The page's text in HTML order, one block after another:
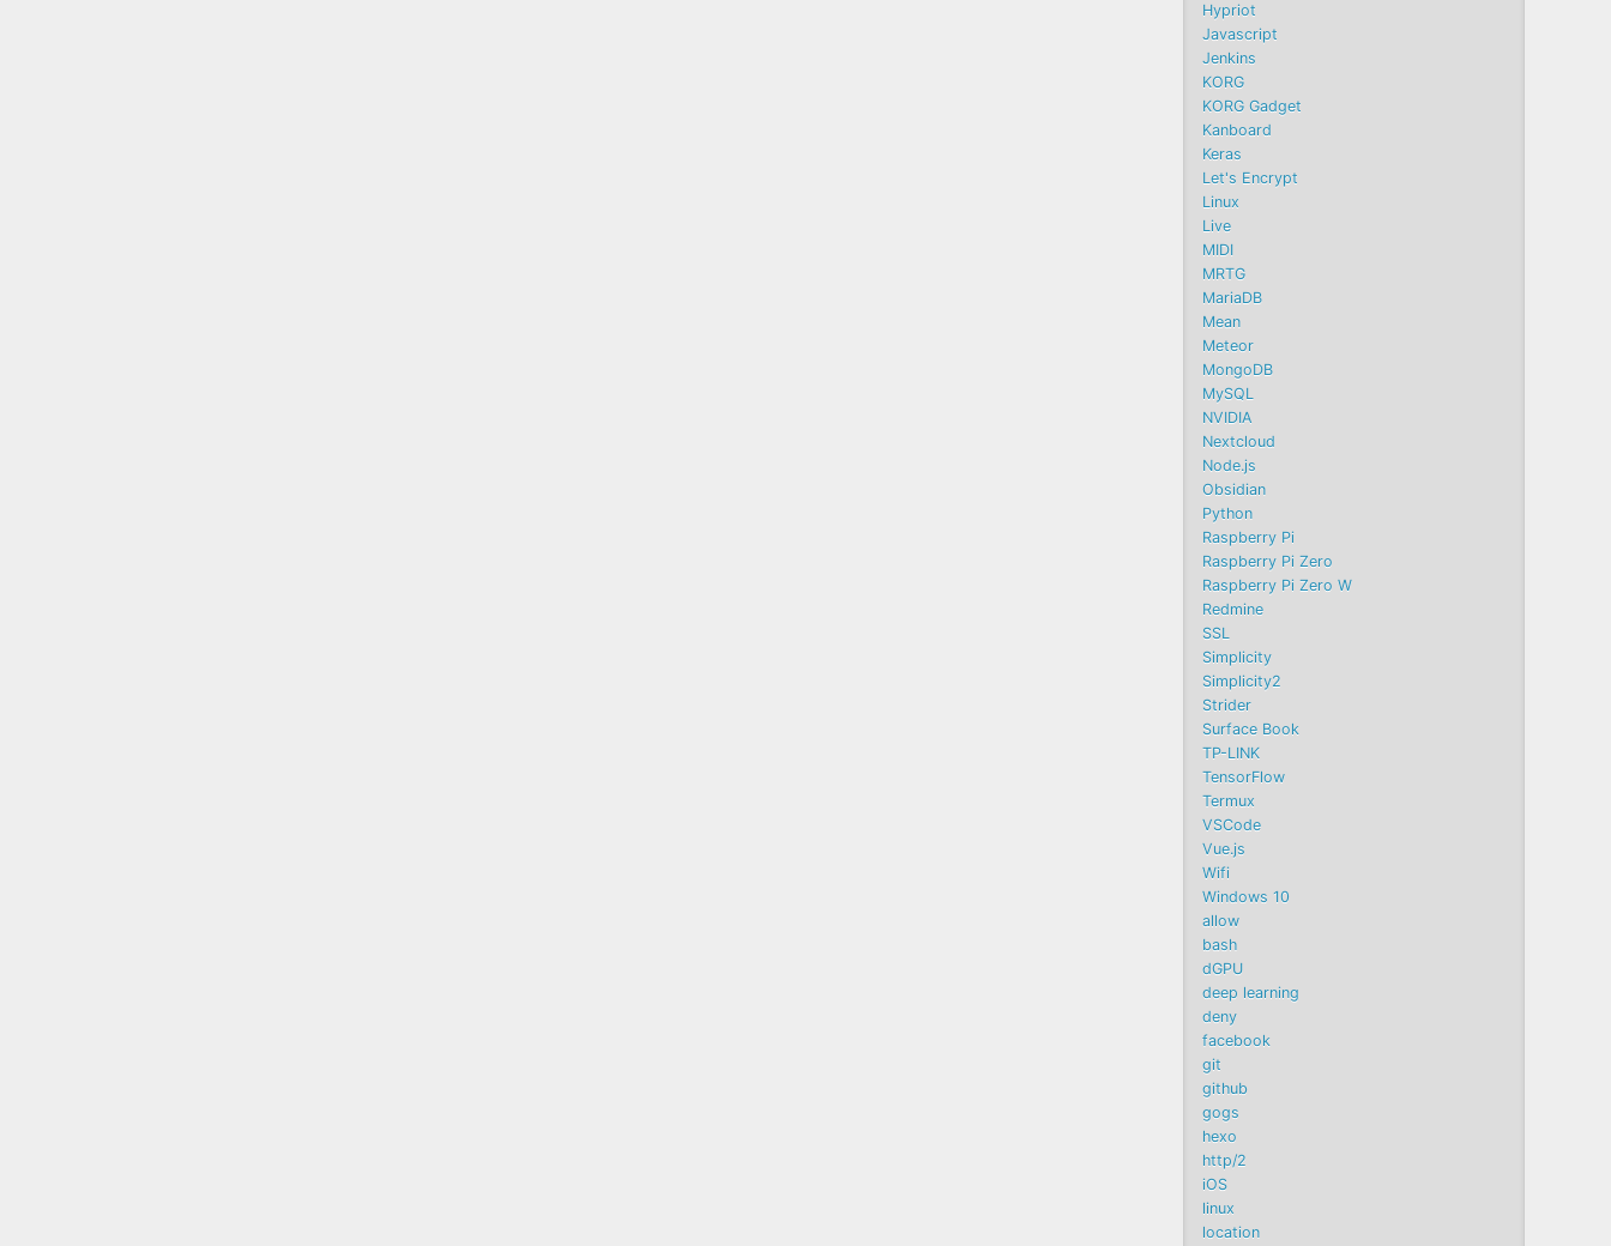
Hypriot
Javascript
Jenkins
KORG
KORG Gadget
Kanboard
Keras
Let's Encrypt
Linux
Live
MIDI
MRTG
MariaDB
Mean
Meteor
MongoDB
MySQL
NVIDIA
Nextcloud
Node.js
Obsidian
Python
Raspberry Pi
Raspberry Pi Zero
Raspberry Pi Zero W
Redmine
SSL
Simplicity
Simplicity2
Strider
Surface Book
TP-LINK
TensorFlow
Termux
VSCode
Vue.js
Wifi
Windows 10
allow
bash
dGPU
deep learning
deny
facebook
git
github
gogs
hexo
http/2
iOS
linux
location